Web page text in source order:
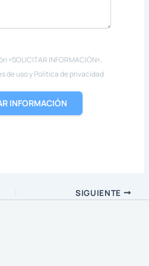
«SOLICITAR INFORMACIÓN»,
de uso y Política de privacidad
INFORMACIÓN
SIGUIENTE